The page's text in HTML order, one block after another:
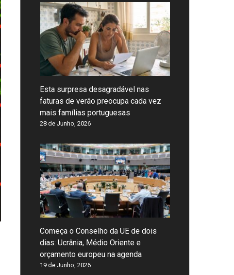
Esta surpresa desagradável nas
faturas de verão preocupa cada vez
mais famílias portuguesas
28 de Junho, 2026
Começa o Conselho da UE de dois
dias: Ucrânia, Médio Oriente e
orçamento europeu na agenda
19 de Junho, 2026